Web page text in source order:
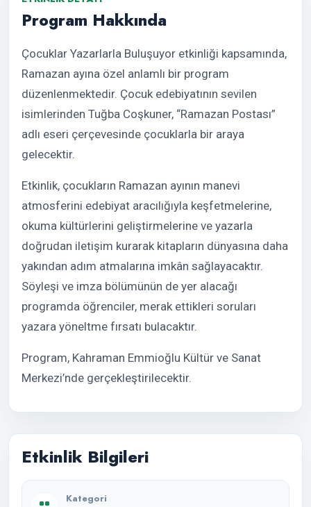
Program Hakkında
Çocuklar Yazarlarla Buluşuyor etkinliği kapsamında,
Ramazan ayına özel anlamlı bir program
düzenlenmektedir. Çocuk edebiyatının sevilen
isimlerinden Tuğba Coşkuner, “Ramazan Postası”
adlı eseri çerçevesinde çocuklarla bir araya
gelecektir.
Etkinlik, çocukların Ramazan ayının manevi
atmosferini edebiyat aracılığıyla keşfetmelerine,
okuma kültürlerini geliştirmelerine ve yazarla
doğrudan iletişim kurarak kitapların dünyasına daha
yakından adım atmalarına imkân sağlayacaktır.
Söyleşi ve imza bölümünün de yer alacağı
programda öğrenciler, merak ettikleri soruları
yazara yöneltme fırsatı bulacaktır.
Program, Kahraman Emmioğlu Kültür ve Sanat
Merkezi’nde gerçekleştirilecektir.
Etkinlik Bilgileri
Kategori